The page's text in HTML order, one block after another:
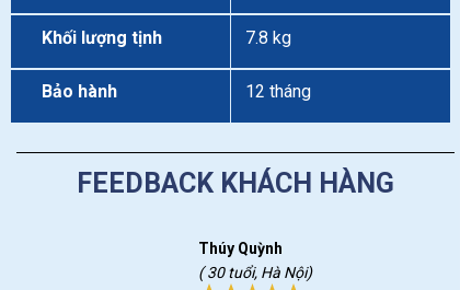
FEEDBACK KHÁCH HÀNG
Thúy Quỳnh
( 30 tuổi, Hà Nội)
Khối lượng tịnh
Bảo hành
7.8 kg
12 tháng